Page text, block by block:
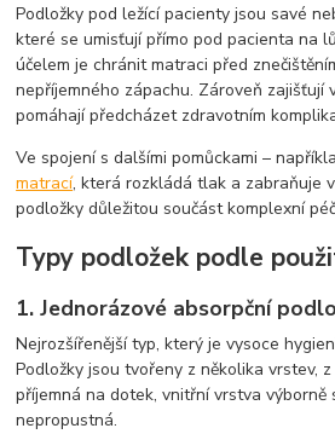
Podložky pod ležící pacienty jsou savé
které se umisťují přímo pod pacienta na
účelem je chránit matraci před
nepříjemného zápachu. Zároveň zajišťují
pomáhají předcházet zdravotním
Ve spojení s dalšími pomůckami –
matrací, která rozkládá tlak a zabraňuje
podložky důležitou součást komplexní
Typy podložek podle
1. Jednorázové absorpční
Nejrozšířenější typ, který je vysoce
Podložky jsou tvořeny z několika vrstev,
příjemná na dotek, vnitřní vrstva výborně
nepropustná.